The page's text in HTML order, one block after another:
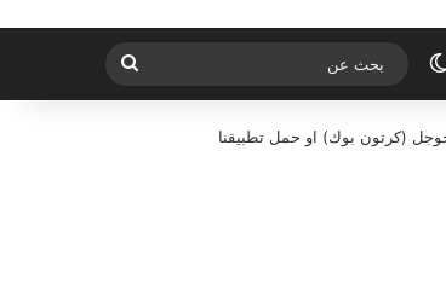
الوضع المظلم
بحث
عن
(كرتون بوك) او حمل تطبيقنا